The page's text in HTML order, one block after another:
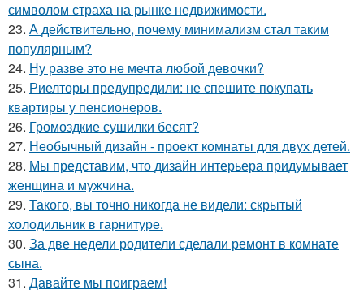
символом страха на рынке недвижимости.
23. А действительно, почему минимализм стал таким
популярным?
24. Ну разве это не мечта любой девочки?
25. Риелторы предупредили: не спешите покупать
квартиры у пенсионеров.
26. Громоздкие сушилки бесят?
27. Необычный дизайн - проект комнаты для двух детей.
28. Мы представим, что дизайн интерьера придумывает
женщина и мужчина.
29. Такого, вы точно никогда не видели: скрытый
холодильник в гарнитуре.
30. За две недели родители сделали ремонт в комнате
сына.
31. Давайте мы поиграем!